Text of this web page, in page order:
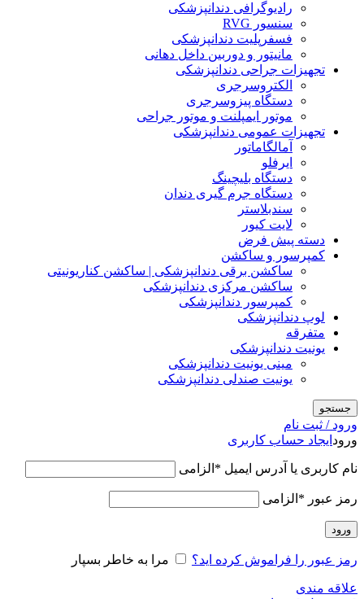
رادیوگرافی دندانپزشکی
سنسور RVG
فسفرپلیت دندانپزشکی
مانیتور و دوربین داخل دهانی
تجهیزات جراحی دندانپزشکی
الکتروسرجری
دستگاه پیزوسرجری
موتور ایمپلنت و موتور جراحی
تجهیزات عمومی دندانپزشکی
آمالگاماتور
ایرفلو
دستگاه بلیچینگ
دستگاه جرم گیری دندان
سندبلاستر
لایت کیور
دسته پیش فرض
کمپرسور و ساکشن
ساکشن برقی دندانپزشکی | ساکشن کناریونیتی
ساکشن مرکزی دندانپزشکی
کمپرسور دندانپزشکی
لوپ دندانپزشکی
متفرقه
یونیت دندانپزشکی
مینی یونیت دندانپزشکی
یونیت صندلی دندانپزشکی
جستجو
ورود / ثبت نام
ورود ایجاد حساب کاربری
نام کاربری یا آدرس ایمیل * الزامی
رمز عبور * الزامی
ورود
رمز عبور را فراموش کرده اید؟ مرا به خاطر بسپار
علاقه مندی